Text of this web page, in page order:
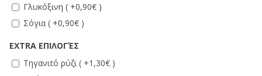
Γλυκόξινη ( +0,90€ )
Σόγια ( +0,90€ )
EXTRA ΕΠΙΛΟΓΈΣ
Τηγανιτό ρύζι ( +1,30€ )